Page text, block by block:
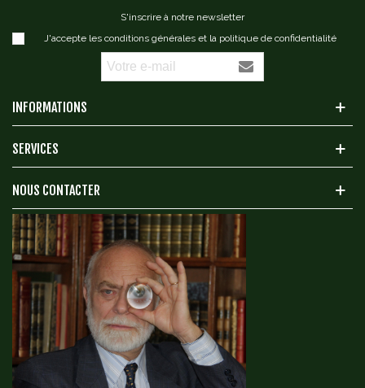
S'inscrire à notre newsletter
J'accepte les conditions générales et la politique de confidentialité
INFORMATIONS
SERVICES
NOUS CONTACTER